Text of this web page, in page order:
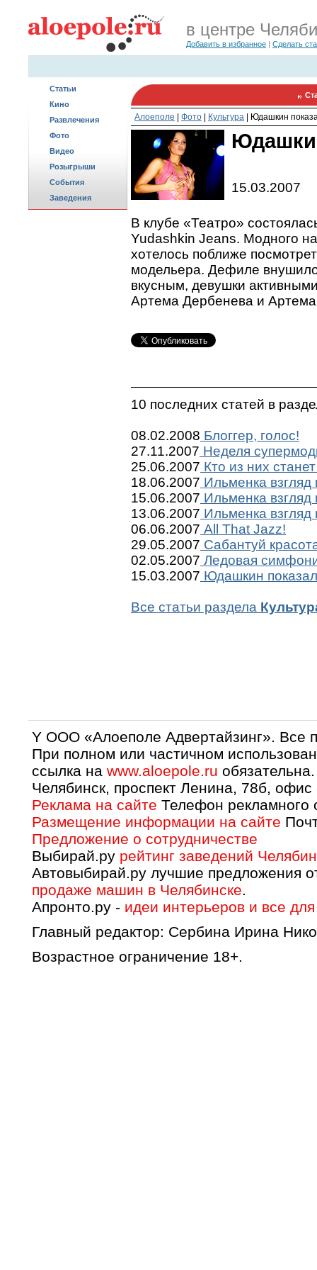
в центре
Добавить в избранное | Сделать
Статьи
Кино
Развлечения
Фото
Видео
Розыгрыши
События
Заведения
Алоеполе Фото Культура Юдашкин
15.03.2007
В клубе «Театро»
Yudashkin Jeans. Модного
хотелось поближе
модельера. Дефиле
вкусным, девушки
Артема Дербенева и
10 последних статей в
08.02.2008 Блоггер, голос!
27.11.2007 Неделя
25.06.2007 Кто из них
18.06.2007 Ильменка взгляд
15.06.2007 Ильменка взгляд
13.06.2007 Ильменка взгляд
06.06.2007 All That Jazz!
29.05.2007 Сабантуй
02.05.2007 Ледовая
15.03.2007 Юдашкин
Все статьи раздела
Y OOO «Алоеполе Адвертайзинг».
При полном или частичном
ссылка на www.aloepole.ru обязательна.
Челябинск, проспект Ленина, 78б, офис
Реклама на сайте Телефон рекламного
Размещение информации на сайте
Предложение о сотрудничестве
Выбирай.ру рейтинг заведений
Автовыбирай.ру лучшие предложения
продаже машин в Челябинске.
Апронто.ру - идеи интерьеров и все
Главный редактор: Сербина Ирина
Возрастное ограничение 18+.